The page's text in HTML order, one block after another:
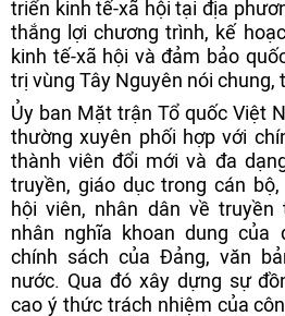
triển kinh tế-xã hội tại địa
thắng lợi chương trình, kế
kinh tế-xã hội và đảm bảo
trị vùng Tây Nguyên nói chung,
Ủy ban Mặt trận Tổ quốc Việt
thường xuyên phối hợp với
thành viên đổi mới và đa
truyền, giáo dục trong cán
hội viên, nhân dân về truyền
nhân nghĩa khoan dung của
chính sách của Đảng, văn
nước. Qua đó xây dựng sự
cao ý thức trách nhiệm của